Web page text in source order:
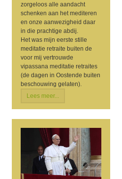
zorgeloos alle aandacht
schenken aan het mediteren
en onze aanwezigheid daar
in die prachtige abdij.
Het was mijn eerste stille
meditatie retraite buiten de
voor mij vertrouwde
vipassana meditatie retraites
(de dagen in Oostende buiten
beschouwing gelaten).
Lees meer...